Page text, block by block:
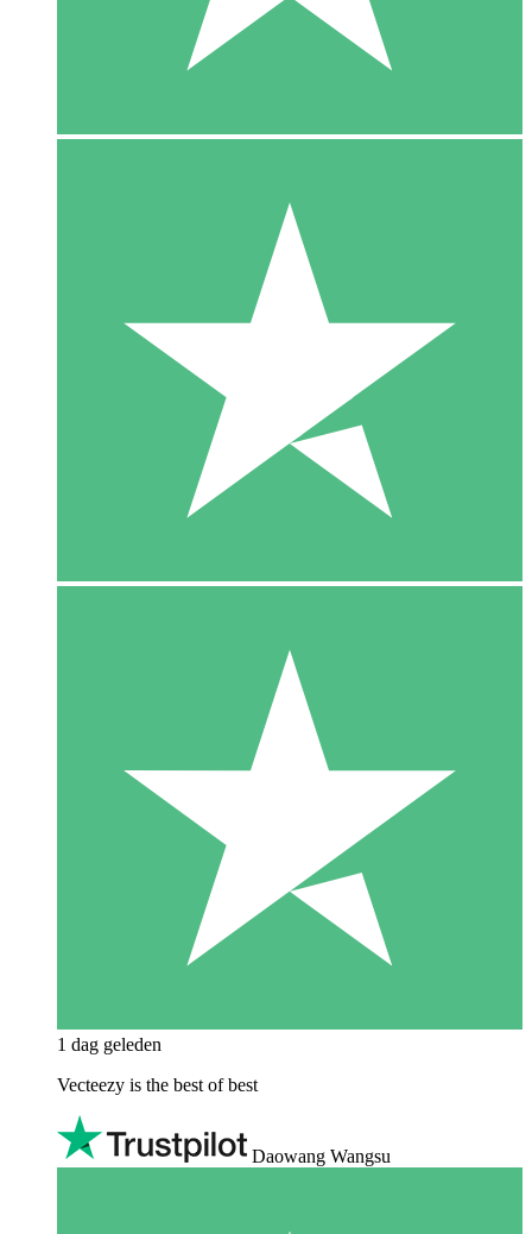
1 dag geleden
Vecteezy is the best of best
Daowang Wangsu